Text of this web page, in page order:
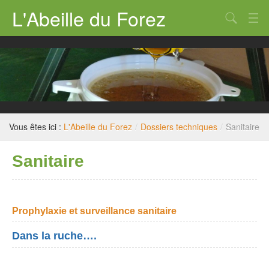
L'Abeille du Forez
Qui sommes nous ?
Rucher-école
Dossiers techniques
Législation
Vous êtes ici : L'Abeille du Forez / Dossiers techniques / Sanitaire
Sanitaire
Prophylaxie et surveillance sanitaire
Dans la ruche….